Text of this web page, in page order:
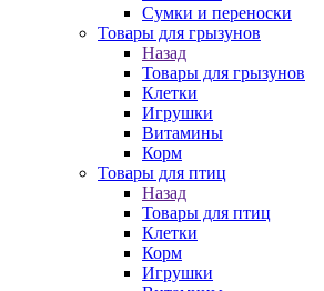
Сумки и переноски
Товары для грызунов
Назад
Товары для грызунов
Клетки
Игрушки
Витамины
Корм
Товары для птиц
Назад
Товары для птиц
Клетки
Корм
Игрушки